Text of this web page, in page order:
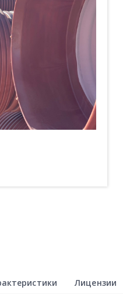
Лицензии